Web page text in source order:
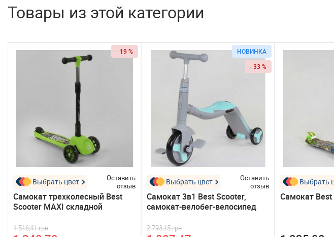
Товары из этой категории
- 19 %
Выбрать цвет
Оставить
отзыв
Самокат трехколесный Best
Scooter MAXI складной
1 516,41 грн
НОВИНКА
- 33 %
Выбрать цвет
Оставить
отзыв
Самокат 3в1 Best Scooter,
самокат-велобег-велосипед
2 793,15 грн
Выбрать
Самокат